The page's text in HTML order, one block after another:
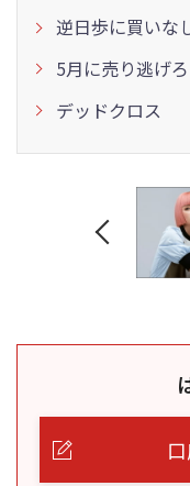
逆日歩に買いな
5月に売り逃げろ
デッドクロス